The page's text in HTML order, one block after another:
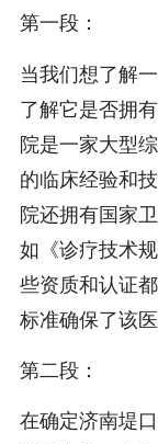
第一段：
当我们想了解
了解它是否拥
院是一家大型
的临床经验和
院还拥有国家
如《诊疗技术
些资质和认证
标准确保了该
第二段：
在确定济南堤